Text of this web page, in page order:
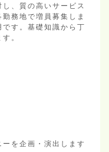
、質の高いサービス
務地で増員募集しま
す。基礎知識から丁
。
を企画・演出します